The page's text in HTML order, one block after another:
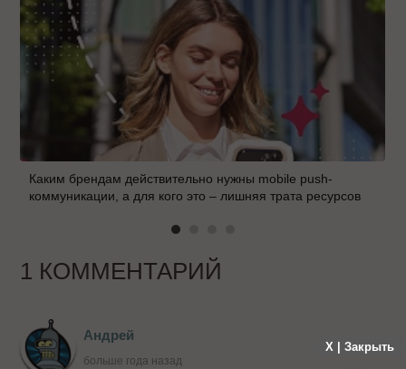
Каким брендам действительно нужны mobile push-
коммуникации, а для кого это – лишняя трата ресурсов
1 КОММЕНТАРИЙ
Андрей
больше года назад
X | Закрыть